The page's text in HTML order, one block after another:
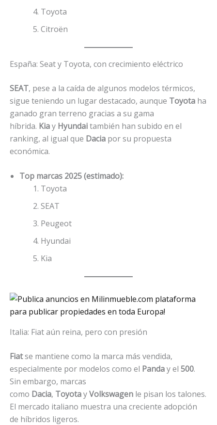
Toyota
Citroën
España: Seat y Toyota, con crecimiento eléctrico
SEAT, pese a la caída de algunos modelos térmicos,
sigue teniendo un lugar destacado, aunque Toyota ha
ganado gran terreno gracias a su gama
híbrida. Kiay Hyundaitambién han subido en el
ranking, al igual que Dacia por su propuesta
económica.
Top marcas 2025 (estimado):
Toyota
SEAT
Peugeot
Hyundai
Kia
Italia: Fiat aún reina, pero con presión
Fiatse mantiene como la marca más vendida,
especialmente por modelos como el Panday el 500.
Sin embargo, marcas
como Dacia, ToyotayVolkswagen le pisan los talones.
El mercado italiano muestra una creciente adopción
de híbridos ligeros.